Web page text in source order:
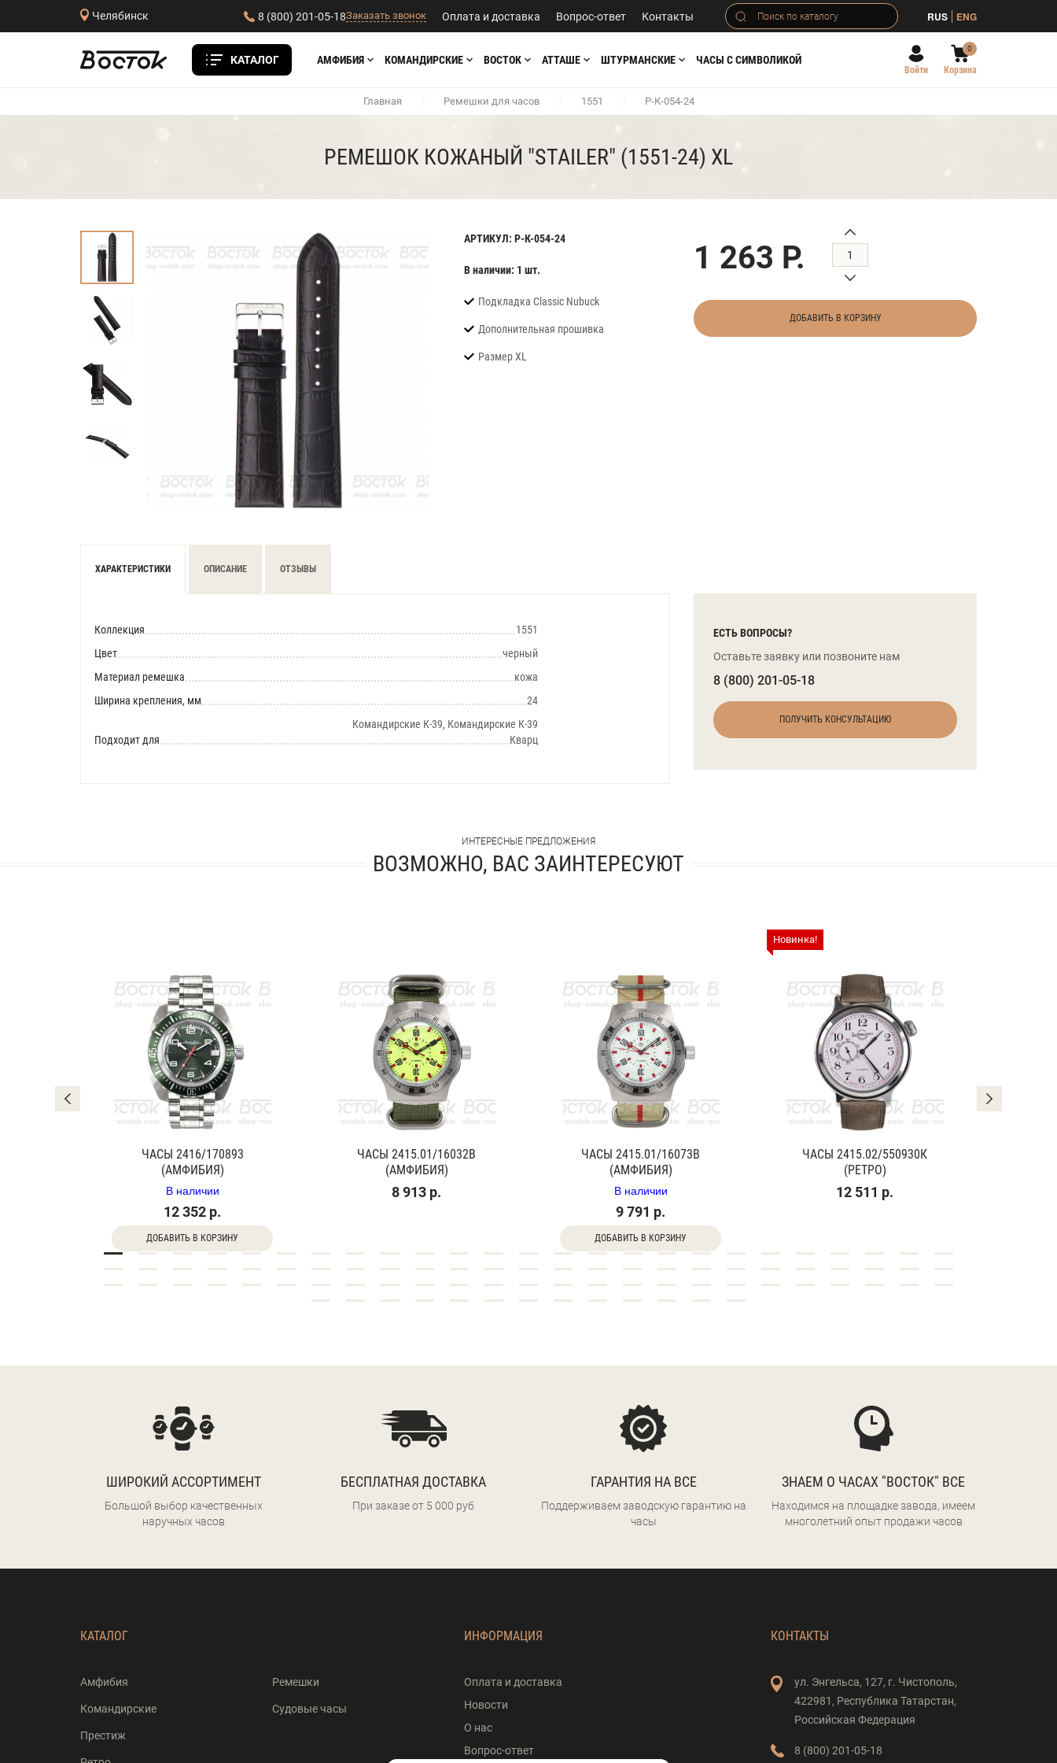
Челябинск 8 (800) 201-05-18Заказать звонок Оплата и доставка Вопрос-ответ Контакты RUS ENG
КАТАЛОГ АМФИБИЯ КОМАНДИРСКИЕ ВОСТОК АТТАШЕ ШТУРМАНСКИЕ ЧАСЫ С СИМВОЛИКОЙ
Войти
0
Корзина
Главная / Ремешки для часов / 1551 / Р-К-054-24
РЕМЕШОК КОЖАНЫЙ "STAILER" (1551-24) XL
АРТИКУЛ: Р-К-054-24
В наличии: 1 шт.
Подкладка Classic Nubuck
Дополнительная прошивка
Размер XL
1 263 Р.
ДОБАВИТЬ В КОРЗИНУ
ХАРАКТЕРИСТИКИ ОПИСАНИЕ ОТЗЫВЫ
Коллекция
1551
Цвет
черный
Материал ремешка
кожа
Ширина крепления, мм
24
Подходит для
Командирские К-39, Командирские К-39
Кварц
ЕСТЬ ВОПРОСЫ?
Оставьте заявку или позвоните нам
8 (800) 201-05-18
ПОЛУЧИТЬ КОНСУЛЬТАЦИЮ
ИНТЕРЕСНЫЕ ПРЕДЛОЖЕНИЯ
ВОЗМОЖНО, ВАС ЗАИНТЕРЕСУЮТ
ЧАСЫ 2416/170893
(АМФИБИЯ)
В наличии
12 352 р.
ДОБАВИТЬ В КОРЗИНУ
ЧАСЫ 2415.01/16032В
(АМФИБИЯ)
8 913 р.
ЧАСЫ 2415.01/16073В
(АМФИБИЯ)
В наличии
9 791 р.
ДОБАВИТЬ В КОРЗИНУ
Новинка!
ЧАСЫ 2415.02/550930К
(РЕТРО)
12 511 р.
ШИРОКИЙ АССОРТИМЕНТ
Большой выбор качественных
наручных часов
БЕСПЛАТНАЯ ДОСТАВКА
При заказе от 5 000 руб
ГАРАНТИЯ НА ВСЕ
Поддерживаем заводскую гарантию на
часы
ЗНАЕМ О ЧАСАХ "ВОСТОК" ВСЕ
Находимся на площадке завода, имеем
многолетний опыт продажи часов
КАТАЛОГ
Амфибия
Командирские
Престиж
Ремешки
Судовые часы
ИНФОРМАЦИЯ
Оплата и доставка
Новости
О нас
Вопрос-ответ
КОНТАКТЫ
ул. Энгельса, 127, г. Чистополь,
422981, Республика Татарстан,
Российская Федерация
8 (800) 201-05-18